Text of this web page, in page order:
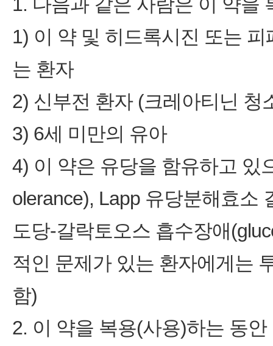
1) 이 약 및 히드록시진 또는
는 환자
2) 신부전 환자 (크레아티닌 청
3) 6세 미만의 유아
4) 이 약은 유당을 함유하고 있
olerance), Lapp 유당분해효소
도당‑갈락토오스 흡수장애
적인 문제가 있는 환자에게는
함)
2. 이 약을 복용(사용)하는 동